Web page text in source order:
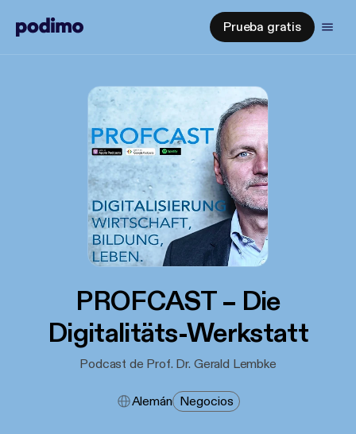
Prueba gratis
PROFCAST – Die
Digitalitäts-Werkstatt
Podcast de Prof. Dr. Gerald Lembke
Alemán Negocios